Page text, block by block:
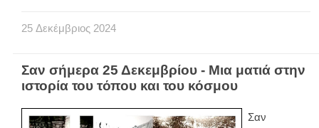
25 Δεκέμβριος 2024
Σαν σήμερα 25 Δεκεμβρίου - Μια ματιά στην
ιστορία του τόπου και του κόσμου
Σαν